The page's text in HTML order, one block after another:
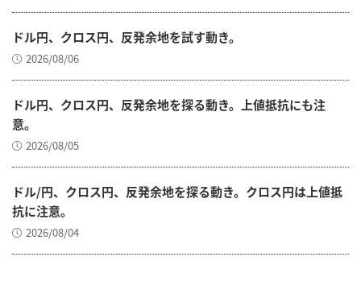
ドル円、クロス円、反発余地を試す動き。
2026/08/06
ドル円、クロス円、反発余地を探る動き。上値抵抗にも注
意。
2026/08/05
ドル/円、クロス円、反発余地を探る動き。クロス円は上値抵
抗に注意。
2026/08/04